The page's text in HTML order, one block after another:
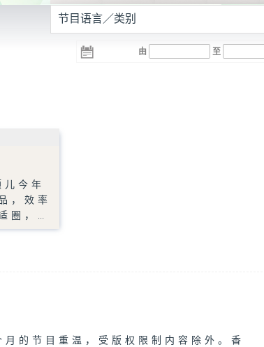
节目语言／类别
由 至
今年
，效率
圈，…
的节目重温，受版权限制内容除外。香